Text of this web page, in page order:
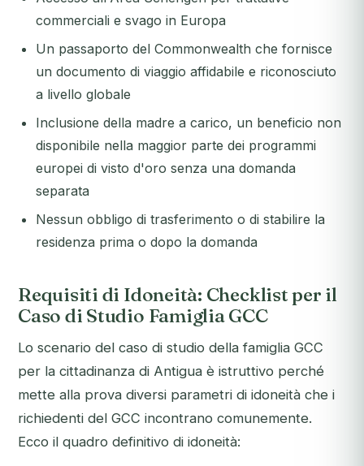
commerciali e svago in Europa
Un passaporto del Commonwealth che fornisce
un documento di viaggio affidabile e riconosciuto
a livello globale
Inclusione della madre a carico, un beneficio non
disponibile nella maggior parte dei programmi
europei di visto d'oro senza una domanda
separata
Nessun obbligo di trasferimento o di stabilire la
residenza prima o dopo la domanda
Requisiti di Idoneità: Checklist per il
Caso di Studio Famiglia GCC
Lo scenario del caso di studio della famiglia GCC
per la cittadinanza di Antigua è istruttivo perché
mette alla prova diversi parametri di idoneità che i
richiedenti del GCC incontrano comunemente.
Ecco il quadro definitivo di idoneità: